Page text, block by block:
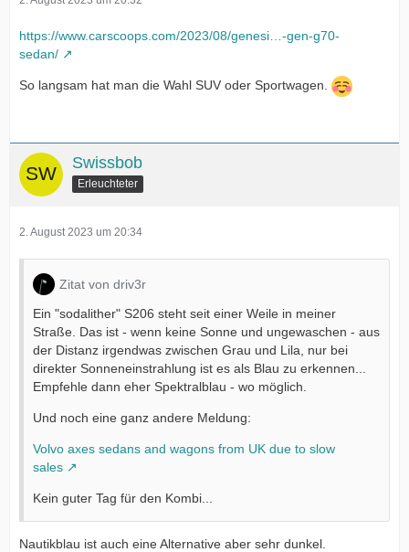
https://www.carscoops.com/2023/08/genesi…-gen-g70-
sedan/
So langsam hat man die Wahl SUV oder Sportwagen.
Swissbob
Erleuchteter
2. August 2023 um 20:34
Zitat von driv3r
Ein "sodalither" S206 steht seit einer Weile in meiner
Straße. Das ist - wenn keine Sonne und ungewaschen - aus
der Distanz irgendwas zwischen Grau und Lila, nur bei
direkter Sonneneinstrahlung ist es als Blau zu erkennen...
Empfehle dann eher Spektralblau - wo möglich.
Und noch eine ganz andere Meldung:
Volvo axes sedans and wagons from UK due to slow
sales
Kein guter Tag für den Kombi...
Nautikblau ist auch eine Alternative aber sehr dunkel.